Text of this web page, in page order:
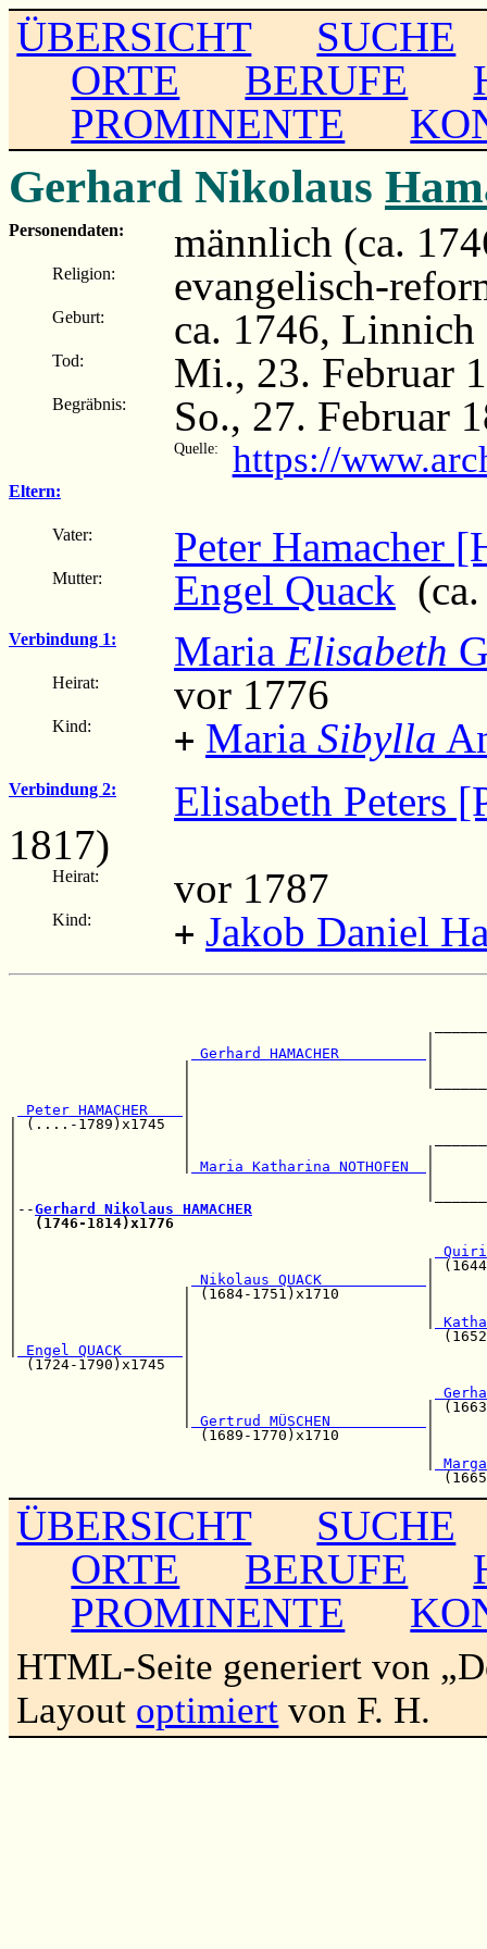
ÜBERSICHT
SUCHE
ORTE
BERUFE
PROMINENTE
Gerhard Nikolaus
Personendaten: männlich (ca.
Religion: evangelisch-
Geburt: ca. 1746, Linnich
Tod: Mi., 23. Februar
Begräbnis: So., 27. Februar
Quelle: https://
Eltern:
Vater: Peter Hamacher
Mutter: Engel Quack
Verbindung 1: Maria Elisabeth
Heirat: vor 1776
Kind: + Maria Sibylla
Verbindung 2:
Elisabeth Peters
1817)
Heirat: vor 1787
Kind: + Jakob Daniel
Gerhard HAMACHER
Peter HAMACHER
| (....-1789)x1745  |
|                   |
Maria Katharina NOTHOFEN
|--Gerhard Nikolaus HAMACHER
(1746-1814)x1776
|                                               |
Nikolaus QUACK
|                   | (1684-
|                   |
Engel QUACK
(1724-
|
Gertrud MÜSCHEN
(1689-
ÜBERSICHT
SUCHE
ORTE
BERUFE
PROMINENTE
HTML-Seite generiert von
Layout optimiert von F. H.